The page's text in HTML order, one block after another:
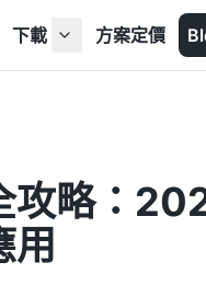
下載 方案定價
攻略：
用